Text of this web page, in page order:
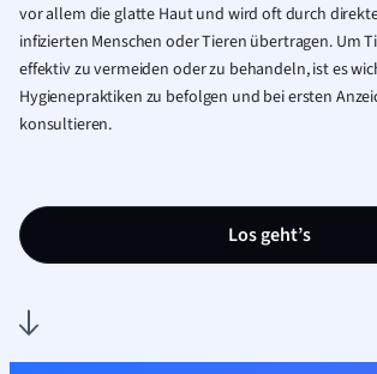
vor allem die glatte Haut und wird oft durch
infizierten Menschen oder Tieren übertragen. Um
effektiv zu vermeiden oder zu behandeln, ist es
Hygienepraktiken zu befolgen und bei ersten
konsultieren.
Los geht’s